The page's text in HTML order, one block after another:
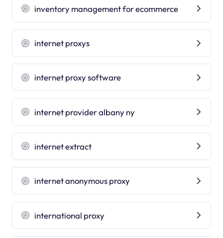
inventory management for ecommerce
internet proxys
internet proxy software
internet provider albany ny
internet extract
internet anonymous proxy
international proxy